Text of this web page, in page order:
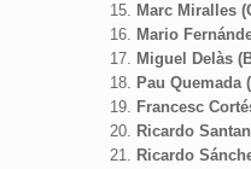
Marc Miralles
Mario
Miguel Delàs
Pau Quemada
Francesc
Ricardo
Ricardo